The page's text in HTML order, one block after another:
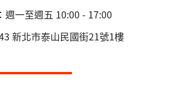
週一至週五 10:00 - 17:00
新北市泰山民國街21號1樓